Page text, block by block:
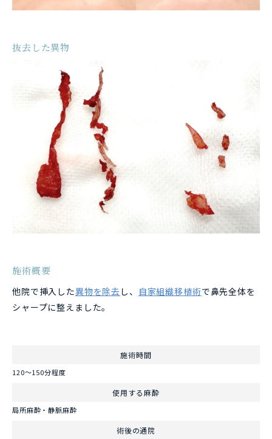
抜去した異物
施術概要
他院で挿入した異物を除去 し、 自家組織移植術で鼻先全体を
シャープに整えました。
施術時間
120～150分程度
使用する麻酔
局所麻酔・静脈麻酔
術後の通院